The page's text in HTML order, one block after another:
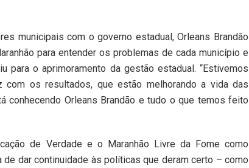
municipais com o governo estadual, Orleans Brandão
para entender os problemas de cada município e
para o aprimoramento da gestão estadual. “Estivemos
os resultados, que estão melhorando a vida das
conhecendo Orleans Brandão e tudo o que temos feito
de Verdade e o Maranhão Livre da Fome como
dar continuidade às políticas que deram certo – como